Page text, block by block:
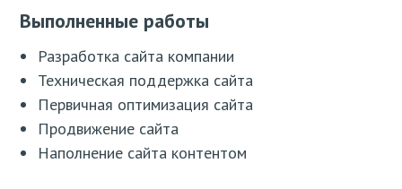
Выполненные работы
Разработка сайта компании
Техническая поддержка сайта
Первичная оптимизация сайта
Продвижение сайта
Наполнение сайта контентом